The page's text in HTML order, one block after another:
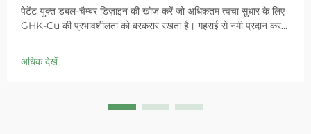
पेटेंट युक्त डबल-चैम्बर डिज़ाइन की खोज करें जो अधिकतम त्वचा सुधार के लिए
GHK-Cu की प्रभावशीलता को बरकरार रखता है। गहराई से नमी प्रदान करता
आज ही 'स्मॉल ब्लू चैम्बर' समाधान आजमाएं।
अधिक देखें